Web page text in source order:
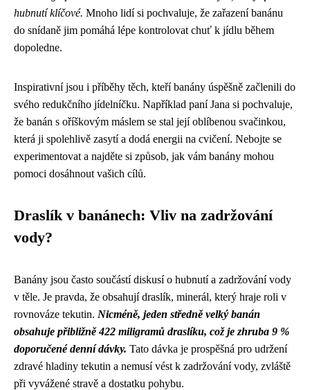
hubnutí klíčové. Mnoho lidí si pochvaluje, že zařazení banánu
do snídaně jim pomáhá lépe kontrolovat chuť k jídlu během
dopoledne.
Inspirativní jsou i příběhy těch, kteří banány úspěšně začlenili do
svého redukčního jídelníčku. Například paní Jana si pochvaluje,
že banán s oříškovým máslem se stal její oblíbenou svačinkou,
která ji spolehlivě zasytí a dodá energii na cvičení. Nebojte se
experimentovat a najděte si způsob, jak vám banány mohou
pomoci dosáhnout vašich cílů.
Draslík v banánech: Vliv na zadržování
vody?
Banány jsou často součástí diskusí o hubnutí a zadržování vody
v těle. Je pravda, že obsahují draslík, minerál, který hraje roli v
rovnováze tekutin. Nicméně, jeden středně velký banán
obsahuje přibližně 422 miligramů draslíku, což je zhruba 9 %
doporučené denní dávky. Tato dávka je prospěšná pro udržení
zdravé hladiny tekutin a nemusí vést k zadržování vody, zvláště
při vyvážené stravě a dostatku pohybu.